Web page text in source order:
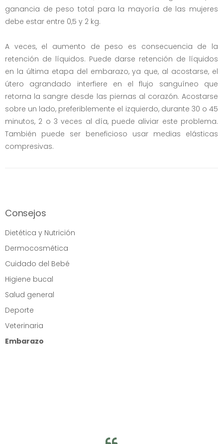
ganancia de peso total para la mayoría de las mujeres
debe estar entre 0,5 y 2 kg.
A veces, el aumento de peso es consecuencia de la
retención de líquidos. Puede darse retención de líquidos
en la última etapa del embarazo, ya que, al acostarse, el
útero agrandado interfiere en el flujo sanguíneo que
retorna la sangre desde las piernas al corazón. Acostarse
sobre un lado, preferiblemente el izquierdo, durante 30 o 45
minutos, 2 o 3 veces al día, puede aliviar este problema.
También puede ser beneficioso usar medias elásticas
compresivas.
Consejos
Dietética y Nutrición
Dermocosmética
Cuidado del Bebé
Higiene bucal
Salud general
Deporte
Veterinaria
Embarazo